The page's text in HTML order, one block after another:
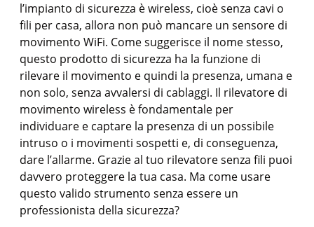
l’impianto di sicurezza è wireless, cioè senza cavi o
fili per casa, allora non può mancare un sensore di
movimento WiFi. Come suggerisce il nome stesso,
questo prodotto di sicurezza ha la funzione di
rilevare il movimento e quindi la presenza, umana e
non solo, senza avvalersi di cablaggi. Il rilevatore di
movimento wireless è fondamentale per
individuare e captare la presenza di un possibile
intruso o i movimenti sospetti e, di conseguenza,
dare l’allarme. Grazie al tuo rilevatore senza fili puoi
davvero proteggere la tua casa. Ma come usare
questo valido strumento senza essere un
professionista della sicurezza?